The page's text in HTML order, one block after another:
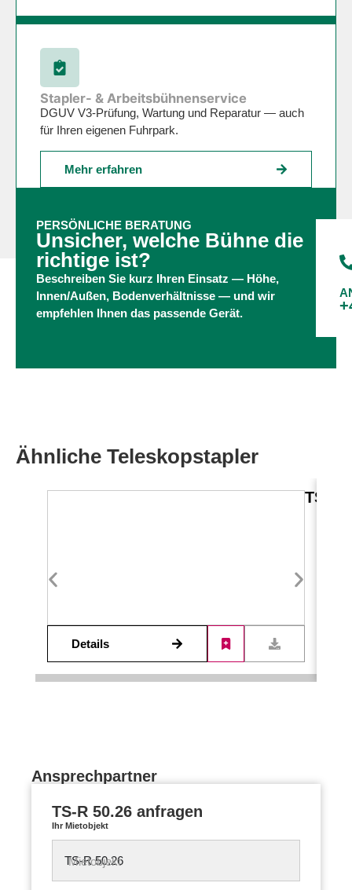
Stapler- & Arbeitsbühnenservice
DGUV V3-Prüfung, Wartung und Reparatur — auch
für Ihren eigenen Fuhrpark.
Mehr erfahren
PERSÖNLICHE BERATUNG
Unsicher, welche Bühne die
richtige ist?
Beschreiben Sie kurz Ihren Einsatz — Höhe,
Innen/Außen, Bodenverhältnisse — und wir
empfehlen Ihnen das passende Gerät.
Ähnliche Teleskopstapler
TS-R
Details
Ansprechpartner
TS-R 50.26 anfragen
Ihr Mietobjekt
Mietobjekt